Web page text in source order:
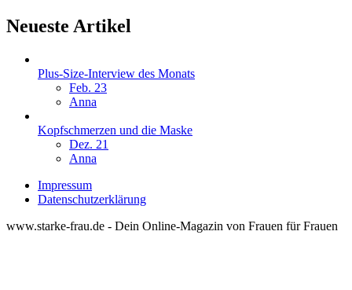
Neueste Artikel
Plus-Size-Interview des Monats
Feb. 23
Anna
Kopfschmerzen und die Maske
Dez. 21
Anna
Impressum
Datenschutzerklärung
www.starke-frau.de - Dein Online-Magazin von Frauen für Frauen